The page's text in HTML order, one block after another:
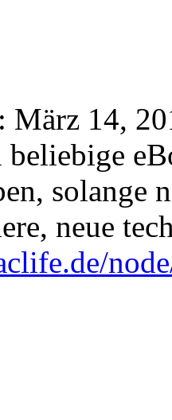
März 14,
beliebige
solange
neue